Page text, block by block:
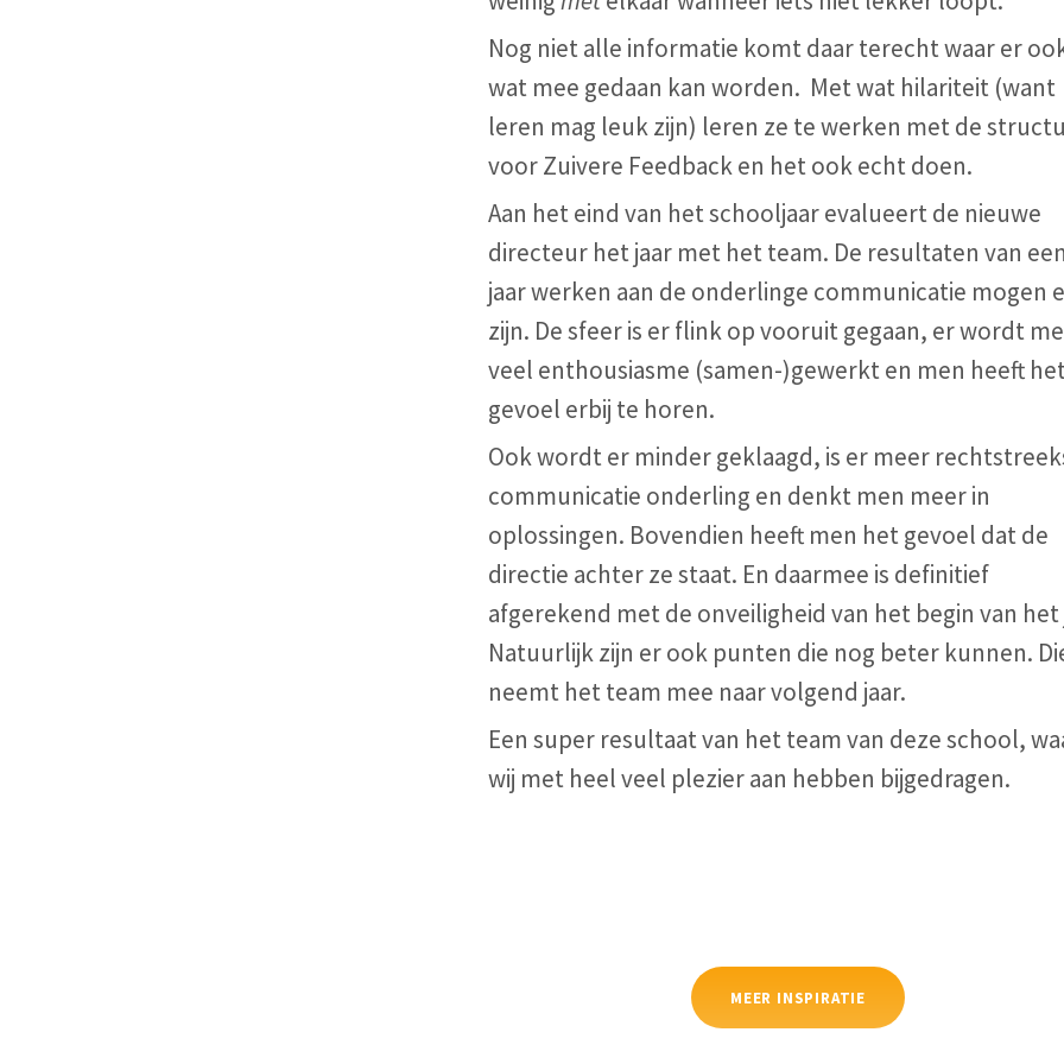
Nog niet alle informatie komt daar terecht waar er
wat mee gedaan kan worden. Met wat hilariteit (want
leren mag leuk zijn) leren ze te werken met de
voor Zuivere Feedback en het ook echt doen.
Aan het eind van het schooljaar evalueert de nieuwe
directeur het jaar met het team. De resultaten van een
jaar werken aan de onderlinge communicatie mogen
zijn. De sfeer is er flink op vooruit gegaan, er wordt
veel enthousiasme (samen-)gewerkt en men heeft
gevoel erbij te horen.
Ook wordt er minder geklaagd, is er meer
communicatie onderling en denkt men meer in
oplossingen. Bovendien heeft men het gevoel dat de
directie achter ze staat. En daarmee is definitief
afgerekend met de onveiligheid van het begin van het
Natuurlijk zijn er ook punten die nog beter kunnen.
neemt het team mee naar volgend jaar.
Een super resultaat van het team van deze school,
wij met heel veel plezier aan hebben bijgedragen.
MEER INSPIRATIE